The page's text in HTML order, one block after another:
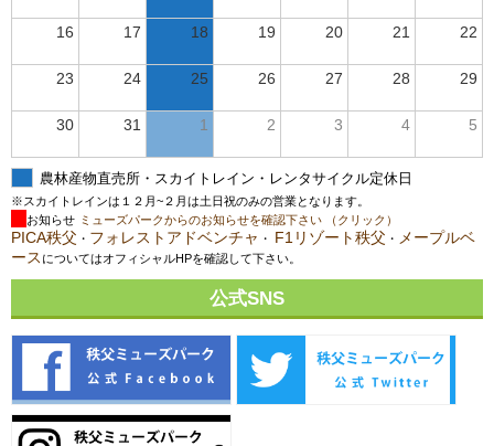
16 17 18 19 20 21 22
23 24 25 26 27 28 29
30 31 1 2 3 4 5
農林産物直売所・スカイトレイン・レンタサイクル定休日
※スカイトレインは１２月~２月は土日祝のみの営業となります。
お知らせ ミューズパークからのお知らせを確認下さい （クリック）
PICA秩父 ・ フォレストアドベンチャ ・ F1リゾート秩父 ・ メープルベ
ース についてはオフィシャルHPを確認して下さい。
公式SNS